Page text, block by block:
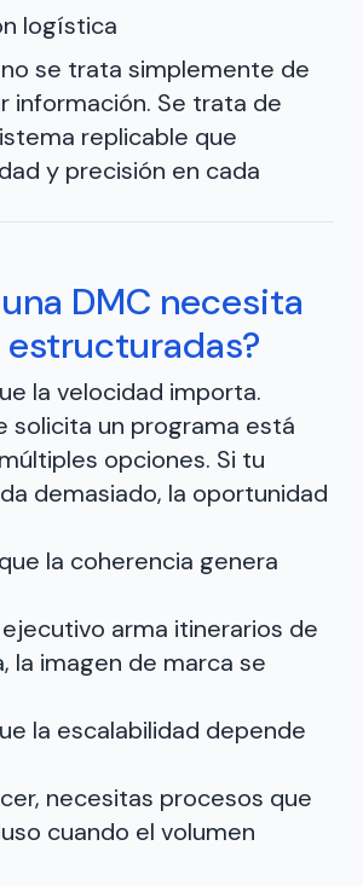
logística
se trata simplemente de
información. Se trata de
replicable que
y precisión en cada
DMC necesita
la velocidad importa.
solicita un programa está
opciones. Si tu
demasiado, la oportunidad
la coherencia genera
arma itinerarios de
la imagen de marca se
la escalabilidad depende
necesitas procesos que
cuando el volumen